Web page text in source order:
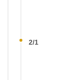
2/1